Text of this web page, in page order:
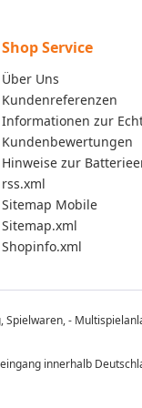
Shop Service
Über Uns
Kundenreferenzen
Informationen zur
Kundenbewertungen
Hinweise zur
rss.xml
Sitemap Mobile
Sitemap.xml
Shopinfo.xml
Spielwaren, -
innerhalb